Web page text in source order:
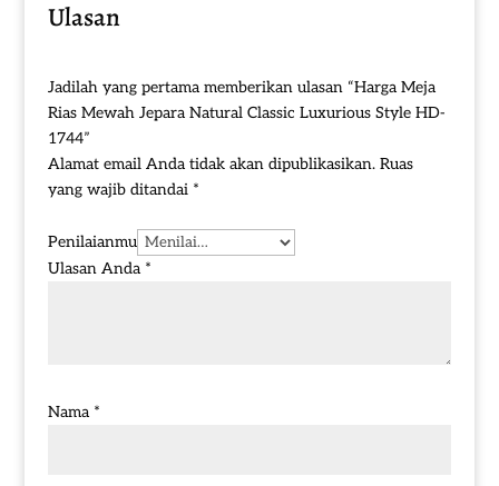
Ulasan
Jadilah yang pertama memberikan ulasan “Harga Meja
Rias Mewah Jepara Natural Classic Luxurious Style HD-
1744”
Alamat email Anda tidak akan dipublikasikan. Ruas
yang wajib ditandai *
Penilaianmu
Ulasan Anda *
Nama *